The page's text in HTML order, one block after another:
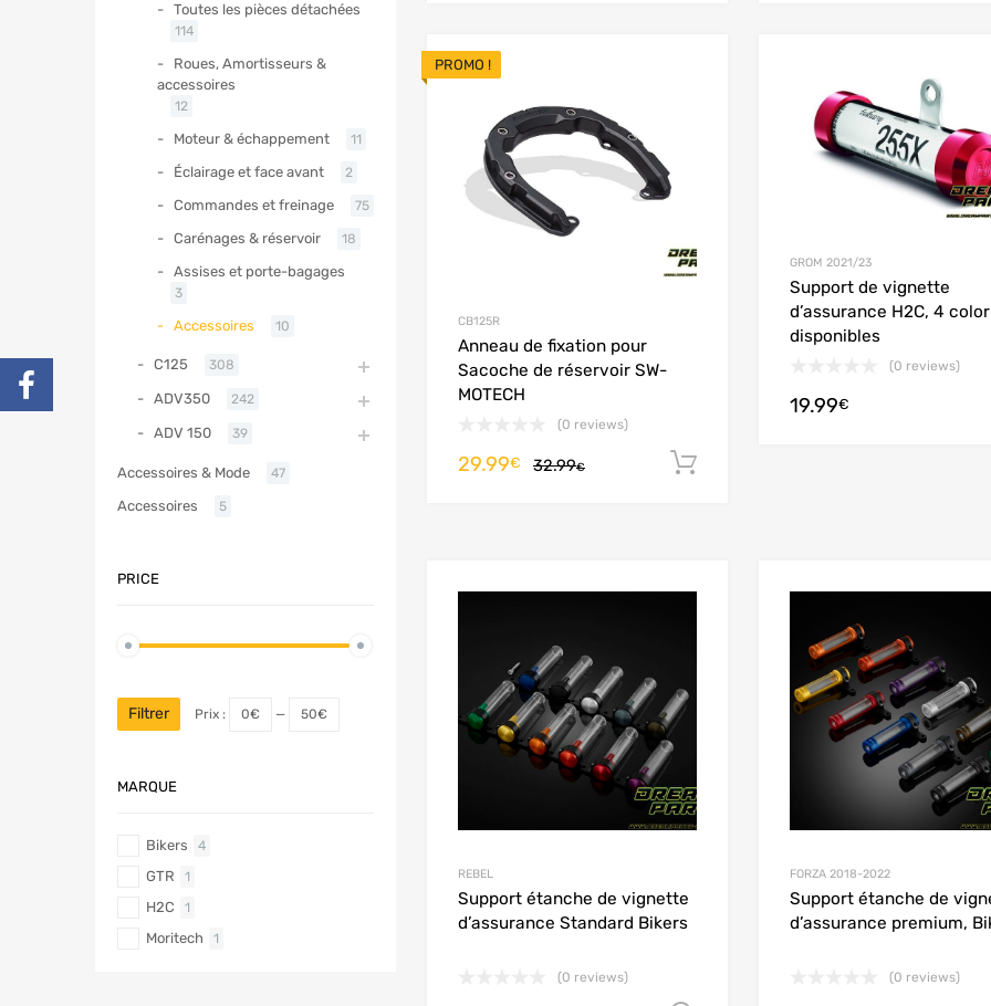
PROMO !
CB125R
Anneau de fixation pour
Sacoche de réservoir SW-
MOTECH
(0 reviews)
32.99€
29.99€
GROM 2021/23
Support de vignette
d’assurance H2C, 4
disponibles
(0 reviews)
19.99€
REBEL
Support étanche de vignette
d’assurance Standard Bikers
(0 reviews)
FORZA 2018-2022
Support étanche de
d’assurance premium,
(0 reviews)
Toutes les pièces détachées
114
Roues, Amortisseurs &
accessoires
12
Moteur & échappement 11
Éclairage et face avant 2
Commandes et freinage 75
Carénages & réservoir 18
Assises et porte-bagages
3
Accessoires 10
C125 308
ADV350 242
ADV 150 39
Accessoires & Mode 47
Accessoires 5
PRICE
Filtrer Prix : 0€ — 50€
MARQUE
Bikers 4
GTR 1
H2C 1
Moritech 1